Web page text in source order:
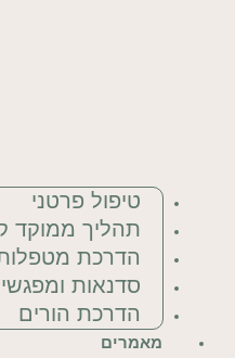
טיפול פרטני
תהליך ממוקד
הדרכת מטפלות
סדנאות
הדרכת הורים
מאמרים